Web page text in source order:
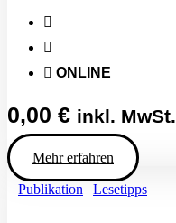
ONLINE
0,00 € inkl. MwSt.
Mehr erfahren
Publikation Lesetipps